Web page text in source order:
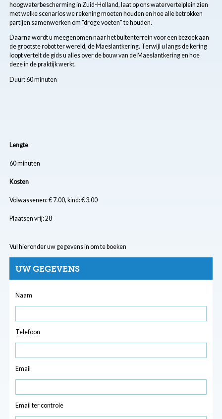
hoogwaterbescherming in Zuid-Holland, laat op ons watervertelplein zien
met welke scenarios we rekening moeten houden en hoe alle betrokken
partijen samenwerken om "droge voeten" te houden.
Daarna wordt u meegenomen naar het buitenterrein voor een bezoek aan
de grootste robot ter wereld, de Maeslantkering. Terwijl u langs de kering
loopt vertelt de gids u alles over de bouw van de Maeslantkering en hoe
deze in de praktijk werkt.
Duur: 60 minuten
Lengte
60 minuten
Kosten
Volwassenen: € 7.00, kind: € 3.00
Plaatsen vrij: 28
Vul hieronder uw gegevens in om te boeken
UW GEGEVENS
Naam
Telefoon
Email
Email ter controle